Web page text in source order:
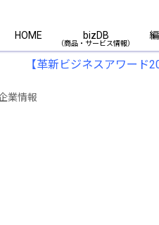
HOME bizDB
【革新ビジネスアワード
業情報